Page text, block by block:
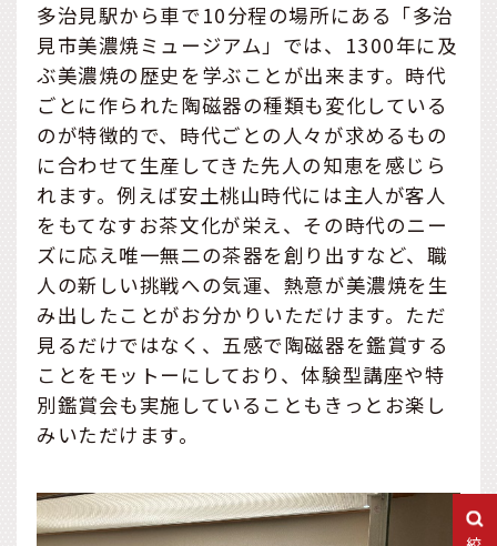
多治見駅から車で10分程の場所にある「多治
見市美濃焼ミュージアム」では、1300年に及
ぶ美濃焼の歴史を学ぶことが出来ます。時代
ごとに作られた陶磁器の種類も変化している
のが特徴的で、時代ごとの人々が求めるもの
に合わせて生産してきた先人の知恵を感じら
れます。例えば安土桃山時代には主人が客人
をもてなすお茶文化が栄え、その時代のニー
ズに応え唯一無二の茶器を創り出すなど、職
人の新しい挑戦への気運、熱意が美濃焼を生
み出したことがお分かりいただけます。ただ
見るだけではなく、五感で陶磁器を鑑賞する
ことをモットーにしており、体験型講座や特
別鑑賞会も実施していることもきっとお楽し
みいただけます。